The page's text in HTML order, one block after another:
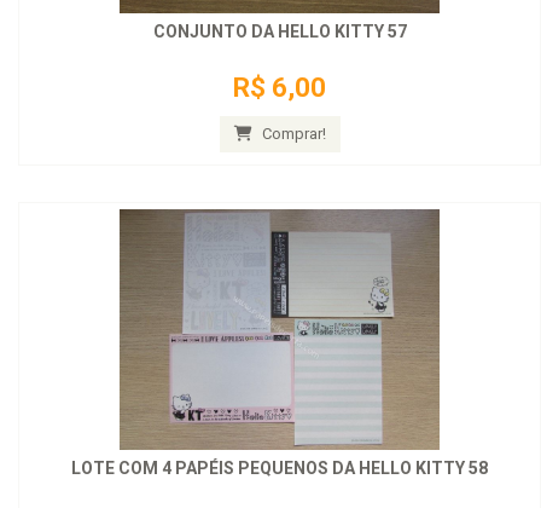
CONJUNTO DA HELLO KITTY 57
R$ 6,00
Comprar!
LOTE COM 4 PAPÉIS PEQUENOS DA HELLO KITTY 58